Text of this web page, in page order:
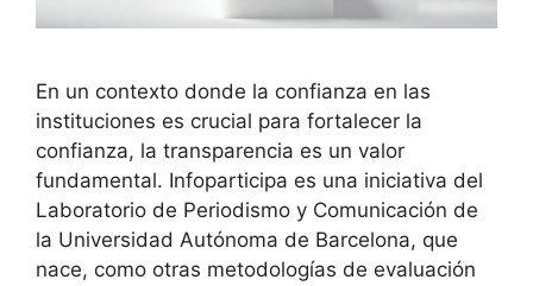
En un contexto donde la confianza en las
instituciones es crucial para fortalecer la
confianza, la transparencia es un valor
fundamental. Infoparticipa es una iniciativa del
Laboratorio de Periodismo y Comunicación de
la Universidad Autónoma de Barcelona, que
nace, como otras metodologías de evaluación